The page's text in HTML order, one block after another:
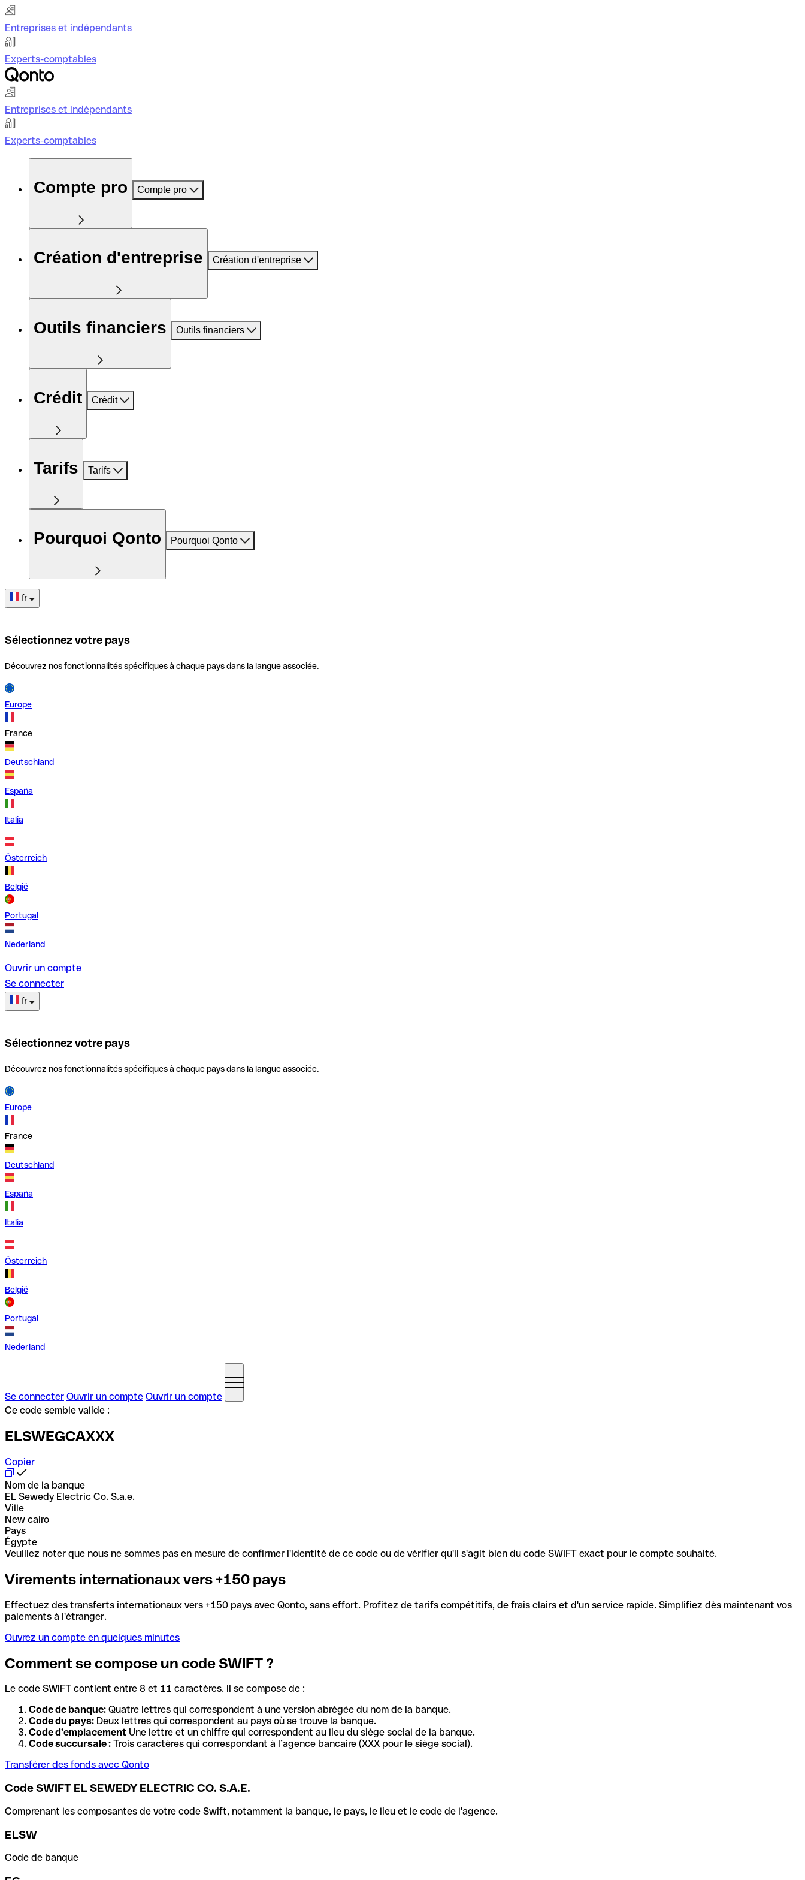
Entreprises et indépendants
Experts-comptables
Entreprises et indépendants
Experts-comptables
Compte pro Compte pro
Création d'entreprise Création d'entreprise
Outils financiers Outils financiers
Crédit Crédit
Tarifs Tarifs
Pourquoi Qonto Pourquoi Qonto
fr
Sélectionnez votre pays
Découvrez nos fonctionnalités spécifiques à chaque pays dans la langue associée.
Europe
France
Deutschland
España
Italia
Österreich
België
Portugal
Nederland
Ouvrir un compte
Se connecter
fr
Sélectionnez votre pays
Découvrez nos fonctionnalités spécifiques à chaque pays dans la langue associée.
Europe
France
Deutschland
España
Italia
Österreich
België
Portugal
Nederland
Se connecter Ouvrir un compte Ouvrir un compte
Ce code semble valide :
ELSWEGCAXXX
Copier
Nom de la banque
EL Sewedy Electric Co. S.a.e.
Ville
New cairo
Pays
Égypte
Veuillez noter que nous ne sommes pas en mesure de confirmer l'identité de ce code ou de vérifier qu'il s'agit bien du code SWIFT exact pour le compte souhaité.
Virements internationaux vers +150 pays
Effectuez des transferts internationaux vers +150 pays avec Qonto, sans effort. Profitez de tarifs compétitifs, de frais clairs et d'un service rapide. Simplifiez dès maintenant vos
paiements à l'étranger.
Ouvrez un compte en quelques minutes
Comment se compose un code SWIFT ?
Le code SWIFT contient entre 8 et 11 caractères. Il se compose de :
Code de banque: Quatre lettres qui correspondent à une version abrégée du nom de la banque.
Code du pays: Deux lettres qui correspondent au pays où se trouve la banque.
Code d’emplacement Une lettre et un chiffre qui correspondent au lieu du siège social de la banque.
Code succursale : Trois caractères qui correspondant à l’agence bancaire (XXX pour le siège social).
Transférer des fonds avec Qonto
Code SWIFT EL SEWEDY ELECTRIC CO. S.A.E.
Comprenant les composantes de votre code Swift, notamment la banque, le pays, le lieu et le code de l'agence.
ELSW
Code de banque